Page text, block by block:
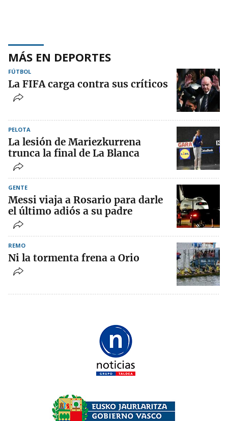
MÁS EN DEPORTES
FÚTBOL
La FIFA carga contra sus críticos
PELOTA
La lesión de Mariezkurrena
trunca la final de La Blanca
GENTE
Messi viaja a Rosario para darle
el último adiós a su padre
REMO
Ni la tormenta frena a Orio